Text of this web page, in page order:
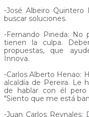
-José Albeiro Quintero
buscar soluciones.
-Fernando Pineda: No
tienen la culpa.
propuestas, que
Innova.
-Carlos Alberto Henao:
alcaldía de Pereira. Le
de hablar con él
"Siento que me está
-Juan Carlos